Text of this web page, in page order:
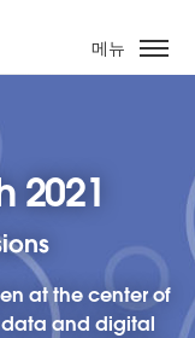
메뉴
2021
at the center of
data and digital